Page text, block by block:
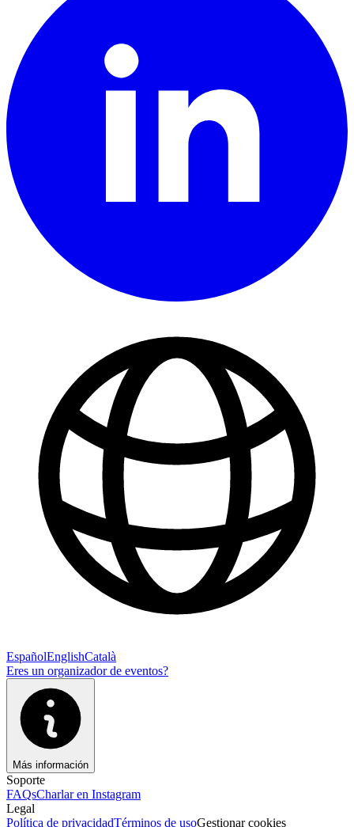
EspañolEnglishCatalà
Eres un organizador de eventos?
Más información
Soporte
FAQsCharlar en Instagram
Legal
Política de privacidadTérminos de usoGestionar cookies